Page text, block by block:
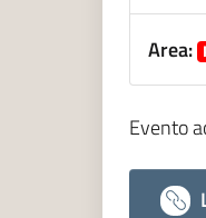
Area:
Evento